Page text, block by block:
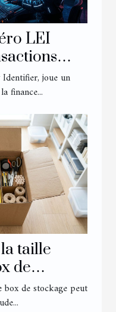
LEI
?
joue un
finance...
taille
de
de stockage peut